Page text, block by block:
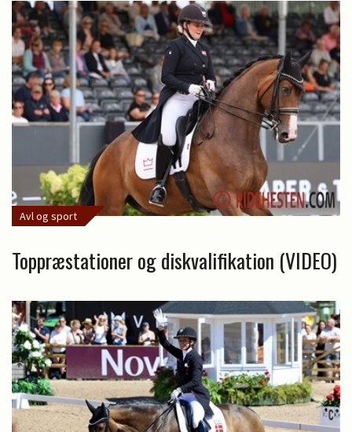
Avl og sport
Toppræstationer og diskvalifikation (VIDEO)